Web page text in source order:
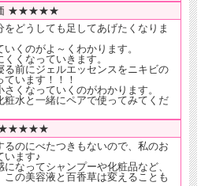
価 ★★★★★
どうしても足してあげたくなりま
くのがよ～くわかります。
くなっていきます。
る前にジェルエッセンスをニキビの
います！！！
くなっていくのがわかります。
水と一緒にペアで使ってみてくだ
★★★★★
のにべたつきもないので、私のお
います♪
なってシャンプーや化粧品など、
の美容液と百香草は変えることも